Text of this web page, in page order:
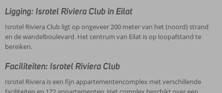
Ligging: Isrotel Riviera Club in Eilat
Isrotel Riviera Club ligt op ongeveer 200 meter van het (noord) strand
en de wandelboulevard. Het centrum van Eilat is op loopafstand te
bereiken.
Faciliteiten: Isrotel Riviera Club
Isrotel Riviera is een fijn appartementencomplex met verschillende